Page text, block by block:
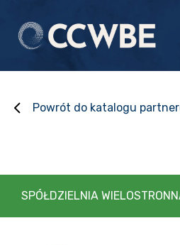
Powrót do katalogu
SPÓŁDZIELNIA